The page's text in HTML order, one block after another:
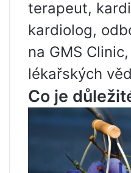
terapeut,
kardiolog,
na GMS
lékařských věd
Co je